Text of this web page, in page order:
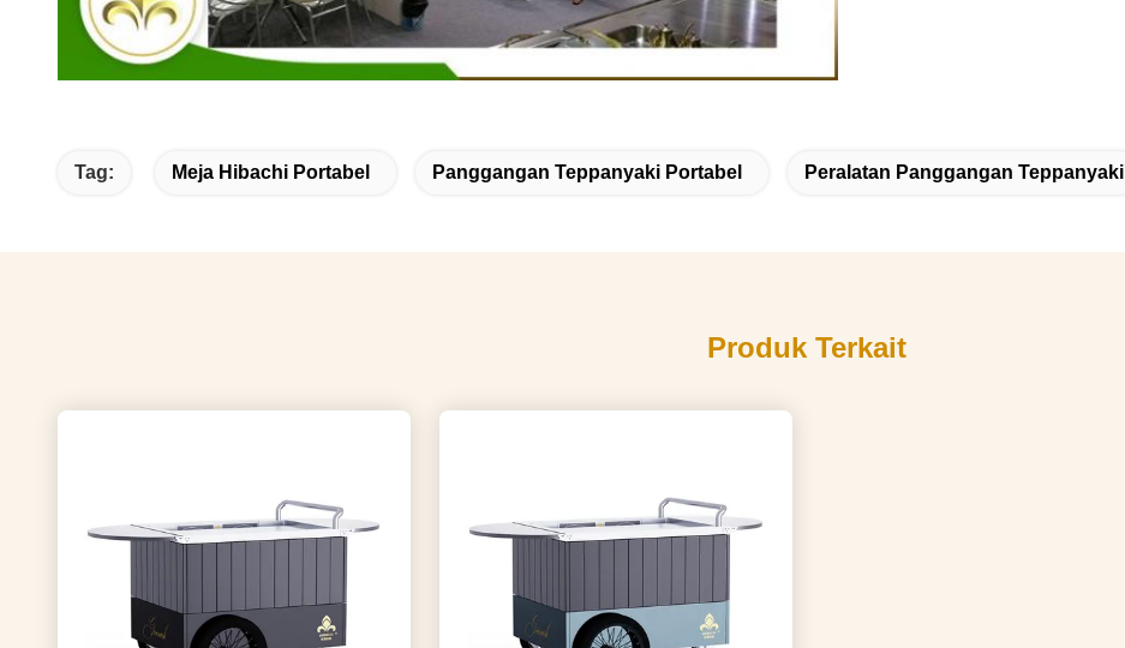
Tag: Meja Hibachi Portabel Panggangan Teppanyaki Portabel Peralatan Panggangan Teppanyaki
Produk Terkait